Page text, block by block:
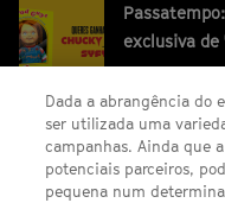
exclusiva de
Dada a abrangência do
ser utilizada uma
campanhas. Ainda que
potenciais parceiros,
pequena num